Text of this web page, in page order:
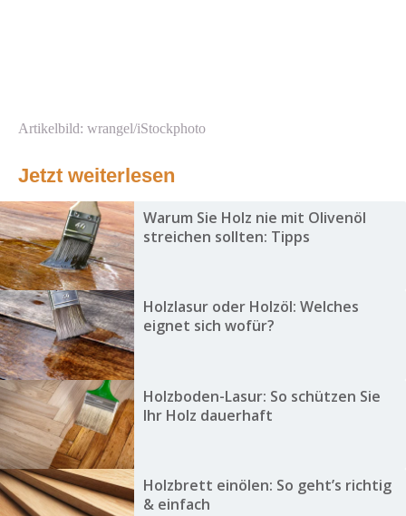
Artikelbild: wrangel/iStockphoto
Jetzt weiterlesen
Warum Sie Holz nie mit Olivenöl
streichen sollten: Tipps
Holzlasur oder Holzöl: Welches
eignet sich wofür?
Holzboden-Lasur: So schützen Sie
Ihr Holz dauerhaft
Holzbrett einölen: So geht’s richtig
& einfach